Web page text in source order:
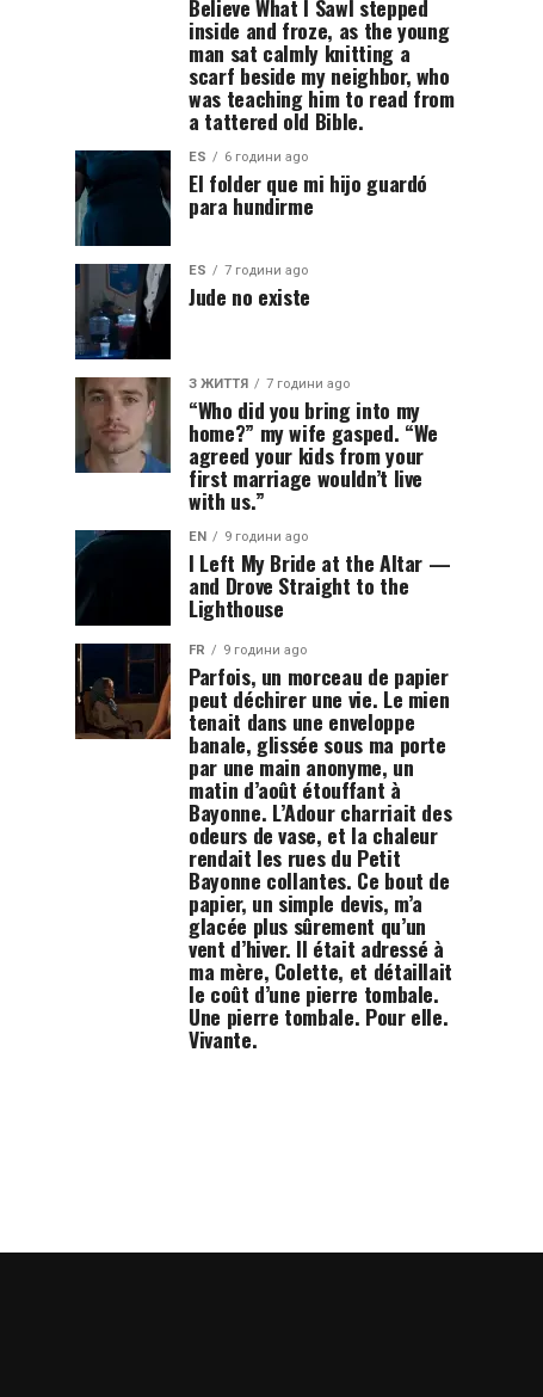
Believe What I SawI stepped
inside and froze, as the young
man sat calmly knitting a
scarf beside my neighbor, who
was teaching him to read from
a tattered old Bible.
ES 6 години ago
El folder que mi hijo guardó
para hundirme
ES 7 години ago
Jude no existe
З ЖИТТЯ 7 години ago
“Who did you bring into my
home?” my wife gasped. “We
agreed your kids from your
first marriage wouldn’t live
with us.”
EN 9 години ago
I Left My Bride at the Altar —
and Drove Straight to the
Lighthouse
FR 9 години ago
Parfois, un morceau de papier
peut déchirer une vie. Le mien
tenait dans une enveloppe
banale, glissée sous ma porte
par une main anonyme, un
matin d’août étouffant à
Bayonne. L’Adour charriait des
odeurs de vase, et la chaleur
rendait les rues du Petit
Bayonne collantes. Ce bout de
papier, un simple devis, m’a
glacée plus sûrement qu’un
vent d’hiver. Il était adressé à
ma mère, Colette, et détaillait
le coût d’une pierre tombale.
Une pierre tombale. Pour elle.
Vivante.